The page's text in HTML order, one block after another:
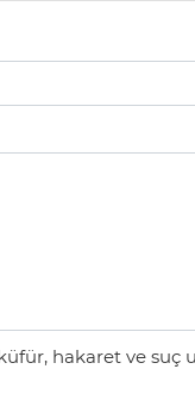
hakaret ve suç